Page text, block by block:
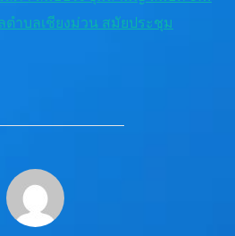
ำบลเชียงม่วน สมัยประชุม
AUTHOR